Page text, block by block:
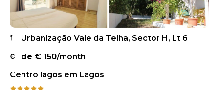
Urbanização Vale da Telha, Sector H, Lt 6
de € 150/month
Centro lagos em Lagos